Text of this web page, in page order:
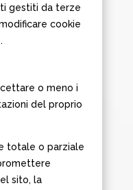
gestiti da terze
cookie
o meno i
del proprio
totale o parziale
sito, la